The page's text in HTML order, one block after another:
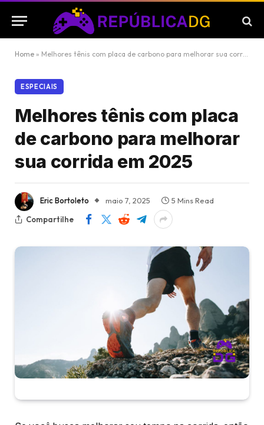
Home » Melhores tênis com placa de carbono para melhorar sua corrida em 2025
ESPECIAIS
Melhores tênis com placa
de carbono para melhorar
sua corrida em 2025
Eric Bortoleto maio 7, 2025
5 Mins Read
Compartilhe